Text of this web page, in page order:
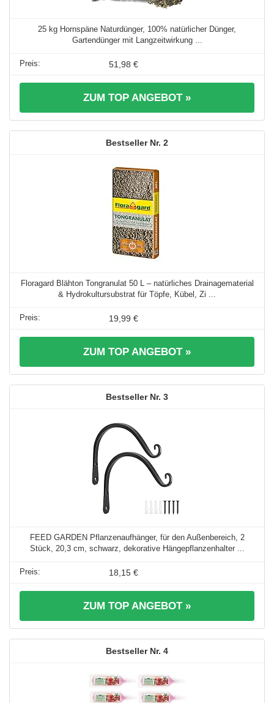
25 kg Hornspäne Naturdünger, 100% natürlicher Dünger,
Gartendünger mit Langzeitwirkung ...
51,98 €
ZUM TOP ANGEBOT »
2
Floragard Blähton Tongranulat 50 L – natürliches Drainagematerial
& Hydrokultursubstrat für Töpfe, Kübel, Zi ...
19,99 €
ZUM TOP ANGEBOT »
3
FEED GARDEN Pflanzenaufhänger, für den Außenbereich, 2
Stück, 20,3 cm, schwarz, dekorative Hängepflanzenhalter ...
18,15 €
ZUM TOP ANGEBOT »
4